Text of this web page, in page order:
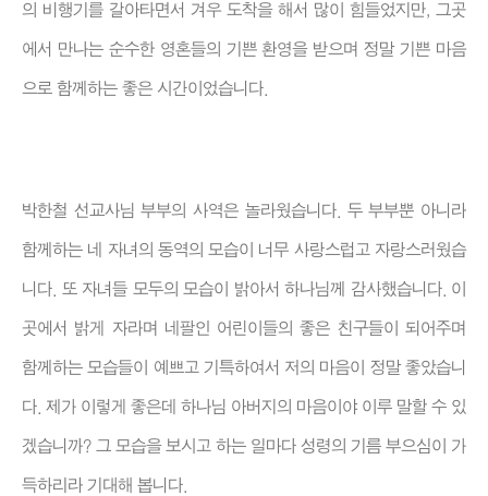
의 비행기를 갈아타면서 겨우 도착을 해서 많이 힘들었지만, 그곳
에서 만나는 순수한 영혼들의 기쁜 환영을 받으며 정말 기쁜 마음
으로 함께하는 좋은 시간이었습니다.
박한철 선교사님 부부의 사역은 놀라웠습니다. 두 부부뿐 아니라
함께하는 네 자녀의 동역의 모습이 너무 사랑스럽고 자랑스러웠습
니다. 또 자녀들 모두의 모습이 밝아서 하나님께 감사했습니다. 이
곳에서 밝게 자라며 네팔인 어린이들의 좋은 친구들이 되어주며
함께하는 모습들이 예쁘고 기특하여서 저의 마음이 정말 좋았습니
다. 제가 이렇게 좋은데 하나님 아버지의 마음이야 이루 말할 수 있
겠습니까? 그 모습을 보시고 하는 일마다 성령의 기름 부으심이 가
득하리라 기대해 봅니다.